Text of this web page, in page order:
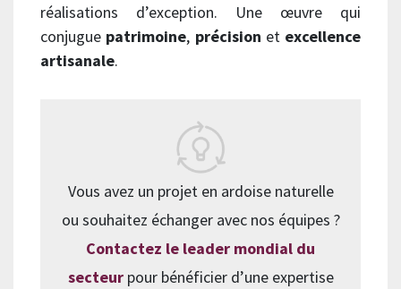
réalisations d’exception. Une œuvre qui
conjugue patrimoine, précision et excellence
artisanale.
Vous avez un projet en ardoise naturelle
ou souhaitez échanger avec nos équipes ?
Contactez le leader mondial du
secteurpour bénéficier d’une expertise